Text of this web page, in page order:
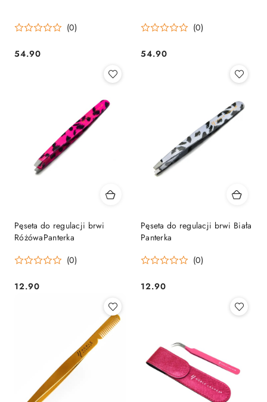
(0)
Cena:
54.90
(0)
Cena:
54.90
Pęseta do regulacji brwi
RóżówaPanterka
(0)
Cena:
12.90
Pęseta do regulacji brwi Biała
Panterka
(0)
Cena:
12.90